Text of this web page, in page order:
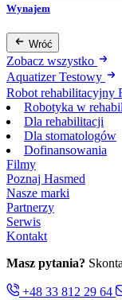
Wynajem
Wróć
Zobacz wszystko
Aquatizer Testowy
Robot rehabilitacyjny
Robotyka w
Dla rehabilitacji
Dla stomatologów
Dofinansowania
Filmy
Poznaj Hasmed
Nasze marki
Partnerzy
Serwis
Kontakt
Masz pytania?
+48 33 812 29 64